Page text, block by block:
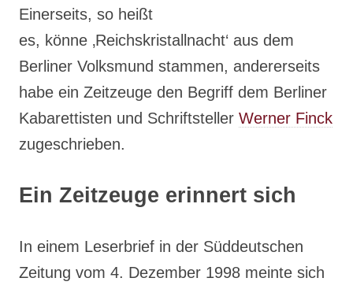
Einerseits, so heißt
es, könne ‚Reichskristallnacht‘ aus dem
Berliner Volksmund stammen, andererseits
habe ein Zeitzeuge den Begriff dem Berliner
Kabarettisten und Schriftsteller Werner Finck
zugeschrieben.
Ein Zeitzeuge erinnert sich
In einem Leserbrief in der Süddeutschen
Zeitung vom 4. Dezember 1998 meinte sich